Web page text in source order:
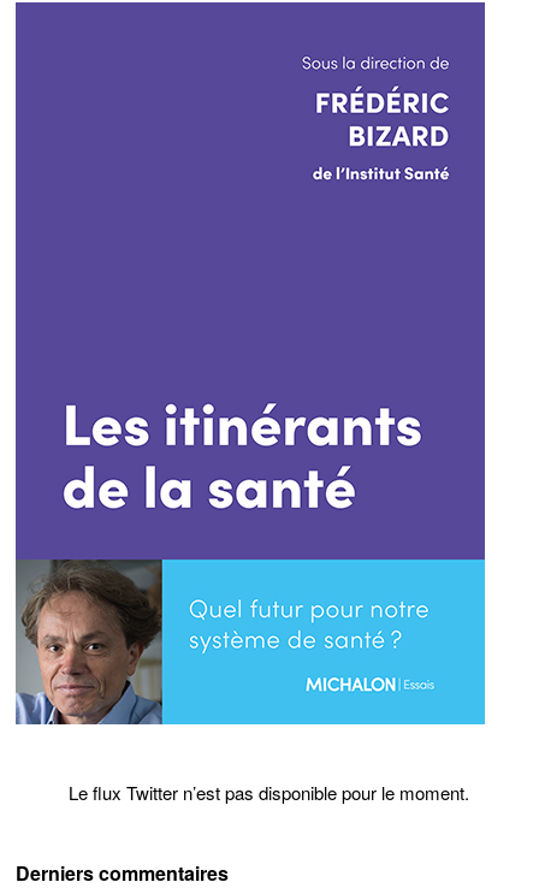
Le flux Twitter n’est pas disponible pour le moment.
Derniers commentaires